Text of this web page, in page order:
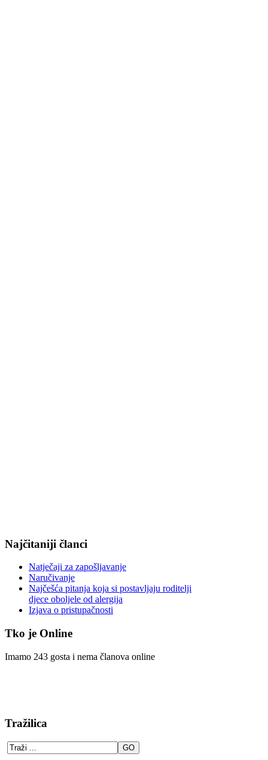
Najčitaniji članci
Natječaji za zapošljavanje
Naručivanje
Najčešća pitanja koja si postavljaju roditelji
djece oboljele od alergija
Izjava o pristupačnosti
Tko je Online
Imamo 243 gosta i nema članova online
Tražilica